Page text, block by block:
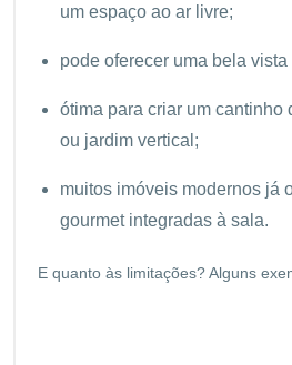
um espaço ao ar livre;
pode oferecer uma bela
ótima para criar um cantinho
ou jardim vertical;
muitos imóveis modernos já
gourmet integradas à sala.
E quanto às limitações? Alguns